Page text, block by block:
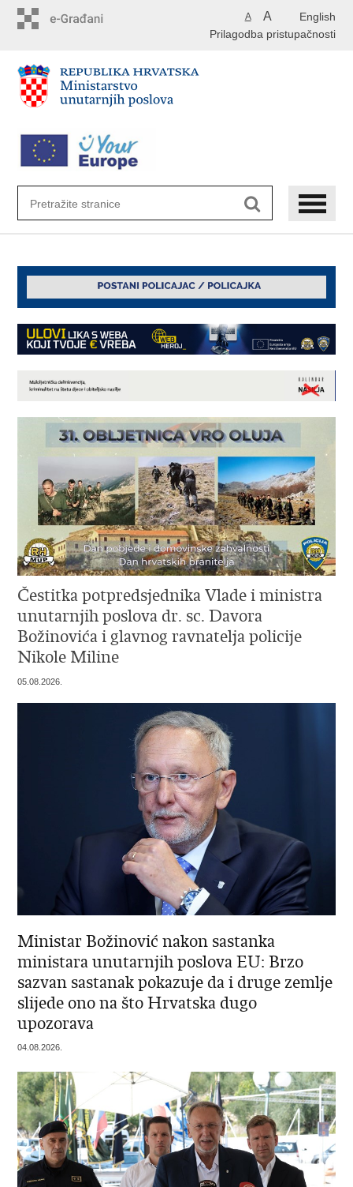
English
A A
Prilagodba pristupačnosti
Čestitka potpredsjednika Vlade i ministra
unutarnjih poslova dr. sc. Davora
Božinovića i glavnog ravnatelja policije
Nikole Miline
05.08.2026.
Ministar Božinović nakon sastanka
ministara unutarnjih poslova EU: Brzo
sazvan sastanak pokazuje da i druge zemlje
slijede ono na što Hrvatska dugo
upozorava
04.08.2026.